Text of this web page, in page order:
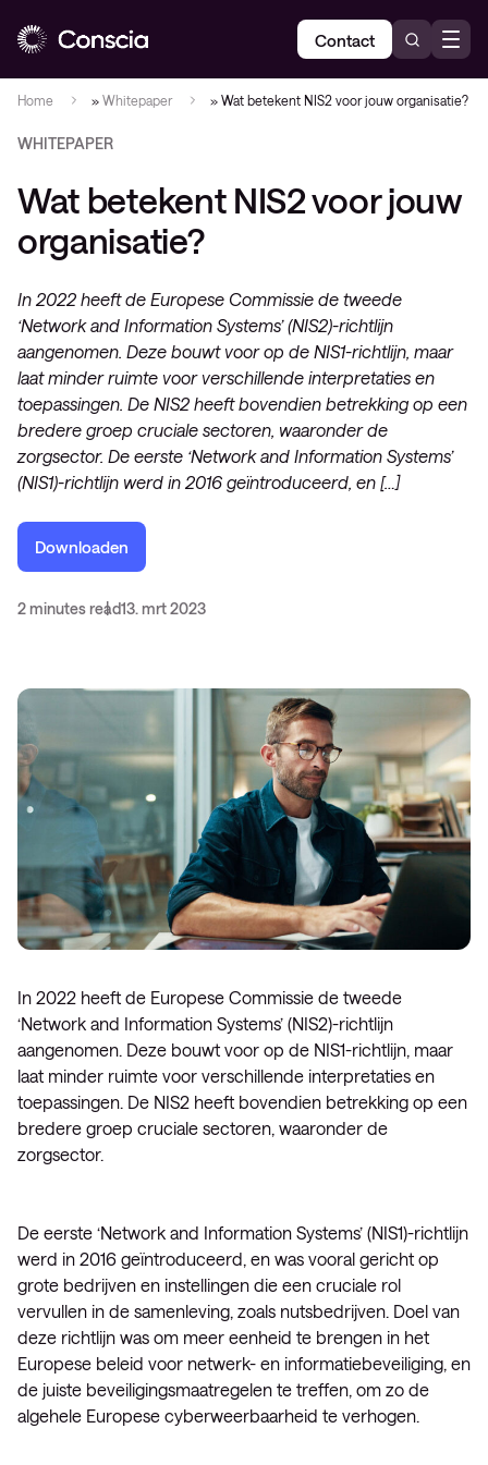
Contact
Home » Whitepaper » Wat betekent NIS2 voor jouw organisatie?
WHITEPAPER
Wat betekent NIS2 voor jouw
organisatie?
In 2022 heeft de Europese Commissie de tweede
‘Network and Information Systems’ (NIS2)-richtlijn
aangenomen. Deze bouwt voor op de NIS1-richtlijn, maar
laat minder ruimte voor verschillende interpretaties en
toepassingen. De NIS2 heeft bovendien betrekking op een
bredere groep cruciale sectoren, waaronder de
zorgsector. De eerste ‘Network and Information Systems’
(NIS1)-richtlijn werd in 2016 geïntroduceerd, en […]
Downloaden
2 minutes read13. mrt 2023
In 2022 heeft de Europese Commissie de tweede
‘Network and Information Systems’ (NIS2)-richtlijn
aangenomen. Deze bouwt voor op de NIS1-richtlijn, maar
laat minder ruimte voor verschillende interpretaties en
toepassingen. De NIS2 heeft bovendien betrekking op een
bredere groep cruciale sectoren, waaronder de
zorgsector.
De eerste ‘Network and Information Systems’ (NIS1)-richtlijn
werd in 2016 geïntroduceerd, en was vooral gericht op
grote bedrijven en instellingen die een cruciale rol
vervullen in de samenleving, zoals nutsbedrijven. Doel van
deze richtlijn was om meer eenheid te brengen in het
Europese beleid voor netwerk- en informatiebeveiliging, en
de juiste beveiligingsmaatregelen te treffen, om zo de
algehele Europese cyberweerbaarheid te verhogen.